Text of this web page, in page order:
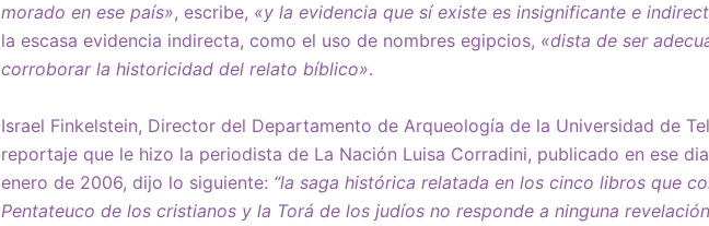
morado en ese país», escribe, «y la evidencia que sí existe es insignificante e
la escasa evidencia indirecta, como el uso de nombres egipcios, «dista de ser
corroborar la historicidad del relato bíblico».
Israel Finkelstein, Director del Departamento de Arqueología de la Universidad de
reportaje que le hizo la periodista de La Nación Luisa Corradini, publicado en ese
enero de 2006, dijo lo siguiente: “la saga histórica relatada en los cinco libros que
Pentateuco de los cristianos y la Torá de los judíos no responde a ninguna